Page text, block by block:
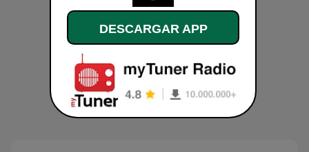
DESCARGAR APP